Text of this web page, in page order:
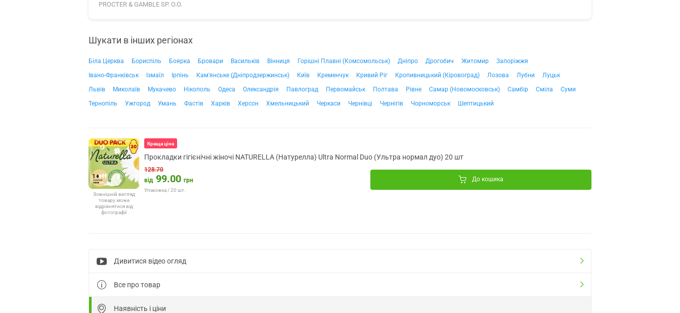
PROCTER & GAMBLE SP. O.O.
Шукати в інших регіонах
Біла Церква Бориспіль Боярка Бровари Васильків Вінниця Горішні Плавні (Комсомольськ) Дніпро Дрогобич Житомир
Запоріжжя
Івано-Франківськ
Ізмаїл Ірпінь Кам'янське (Дніпродзержинськ) Київ Кременчук Кривий Ріг Кропивницький (Кіровоград) Лозова Лубни
Луцьк
Львів
Миколаїв Мукачево Нікополь Одеса Олександрія Павлоград Первомайськ Полтава Рівне Самар (Новомосковськ) Самбір Сміла
Суми
Тернопіль
Ужгород Умань Фастів Харків Херсон Хмельницький Черкаси Чернівці Чернігів Чорноморськ Шептицький
Зовнішній вигляд
товару може
відрізнятися від
фотографії
Краща ціна
Прокладки гігієнічні жіночі NATURELLA (Натурелла) Ultra Normal Duo (Ультра нормал дуо) 20 шт
128.70
від 99.00 грн
Упаковка / 20 шт.
До кошика
Дивитися відео огляд
Все про товар
Наявність і ціни